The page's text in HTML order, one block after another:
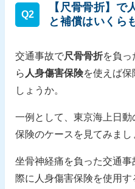
Q2
【尺骨骨折】で
と補償はいくら
交通事故で尺骨骨折を負
ら 人身傷害保険を使えば保
しょうか。
一例として、東京海上日
保険のケースを見てみまし
坐骨神経痛を負った交通
際に人身傷害保険を使用